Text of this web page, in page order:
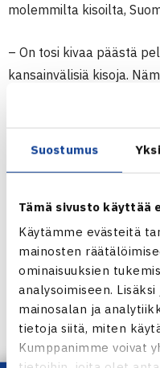
Suostumus
Tämä sivusto käyttää
Käytämme evästeitä
mainosten
ominaisuuksien
analysoimiseen.
mainosalan ja
tietoja siitä, miten
Kumppanimme voivat
molemmilta kisoilta,
– On tosi kivaa päästä
kansainvälisiä kisoja.
Lisätietoja:
http://
calendar.aspx